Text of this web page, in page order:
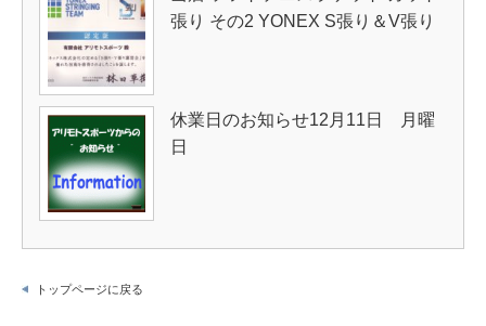
張り その2 YONEX S張り＆V張り
休業日のお知らせ12月11日 月曜
日
トップページに戻る